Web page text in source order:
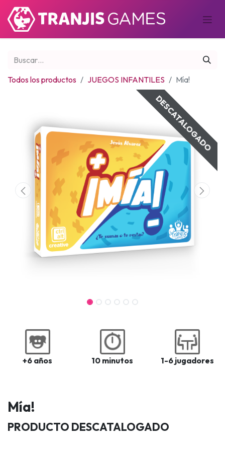
Todos los productos JUEGOS INFANTILES Mía!
DESCATALOGADO
+6 años 10 minutos 1-6 jugadores
Mía!
PRODUCTO DESCATALOGADO